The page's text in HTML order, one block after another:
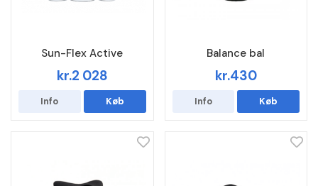
Sun-Flex Active
kr.2 028
Info Køb
Balance bal
kr.430
Info Køb